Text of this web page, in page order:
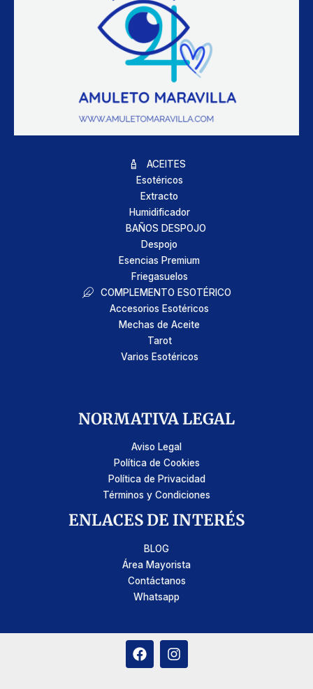
ACEITES
Esotéricos
Extracto
Humidificador
BAÑOS DESPOJO
Despojo
Esencias Premium
Friegasuelos
COMPLEMENTO ESOTÉRICO
Accesorios Esotéricos
Mechas de Aceite
Tarot
Varios Esotéricos
NORMATIVA LEGAL
Aviso Legal
Política de Cookies
Política de Privacidad
Términos y Condiciones
ENLACES DE INTERÉS
BLOG
Área Mayorista
Contáctanos
Whatsapp
F
a
I
n